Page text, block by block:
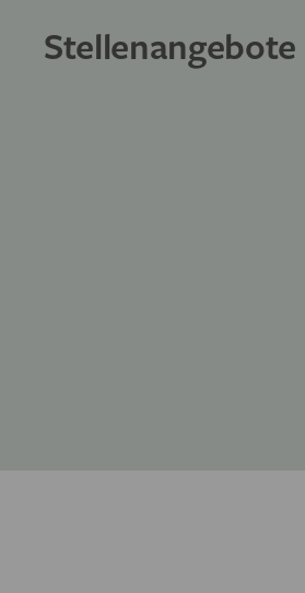
Stellenangebote